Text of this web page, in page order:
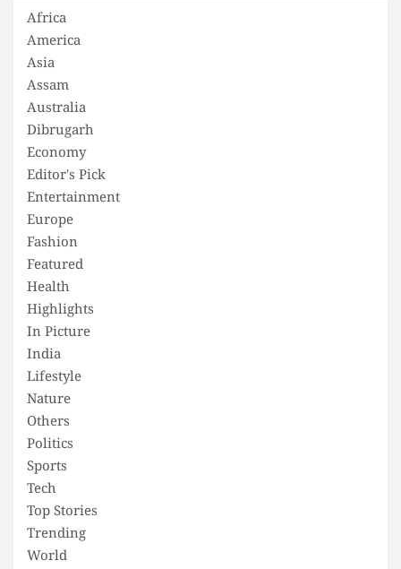
Africa
America
Asia
Assam
Australia
Dibrugarh
Economy
Editor's Pick
Entertainment
Europe
Fashion
Featured
Health
Highlights
In Picture
India
Lifestyle
Nature
Others
Politics
Sports
Tech
Top Stories
Trending
World